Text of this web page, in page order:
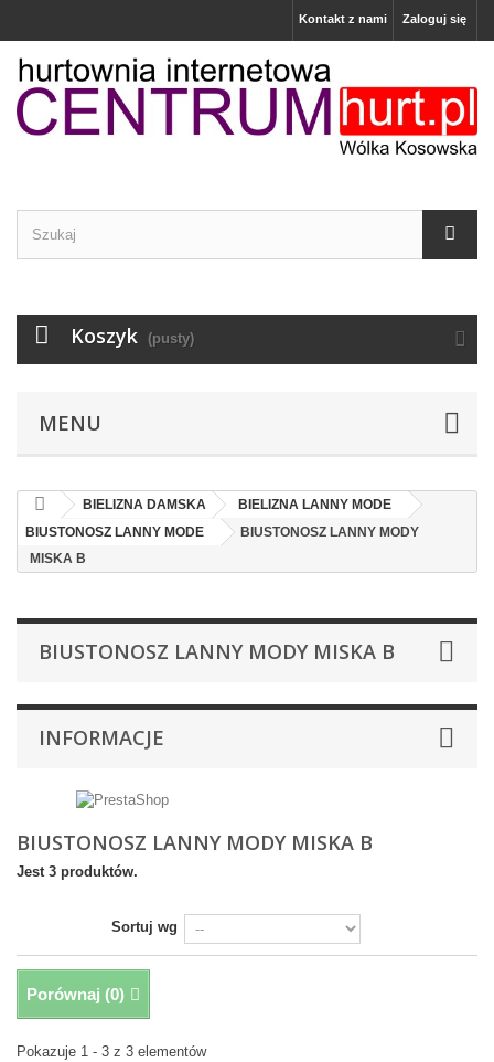
Zaloguj się
Kontakt z nami
Koszyk (pusty)
MENU
BIELIZNA DAMSKA
BIELIZNA LANNY MODE
BIUSTONOSZ LANNY MODE
BIUSTONOSZ LANNY MODY
MISKA B
BIUSTONOSZ LANNY MODY MISKA B
INFORMACJE
BIUSTONOSZ LANNY MODY MISKA B
Jest 3 produktów.
Sortuj wg
Porównaj (0)
Pokazuje 1 - 3 z 3 elementów